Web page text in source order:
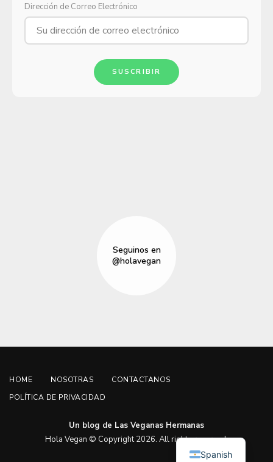
Dirección de Correo Electrónico
SUSCRIBIR
Seguinos en
@holavegan
HOME NOSOTRAS
CONTACTANOS
POLÍTICA DE PRIVACIDAD
Un blog de Las Veganas Hermanas
Hola Vegan © Copyright 2026. All rights reserved.
Spanish
English